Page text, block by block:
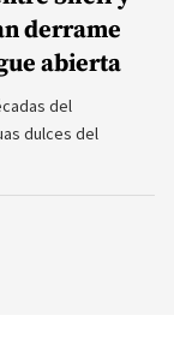
derrame
abierta
del
dulces del